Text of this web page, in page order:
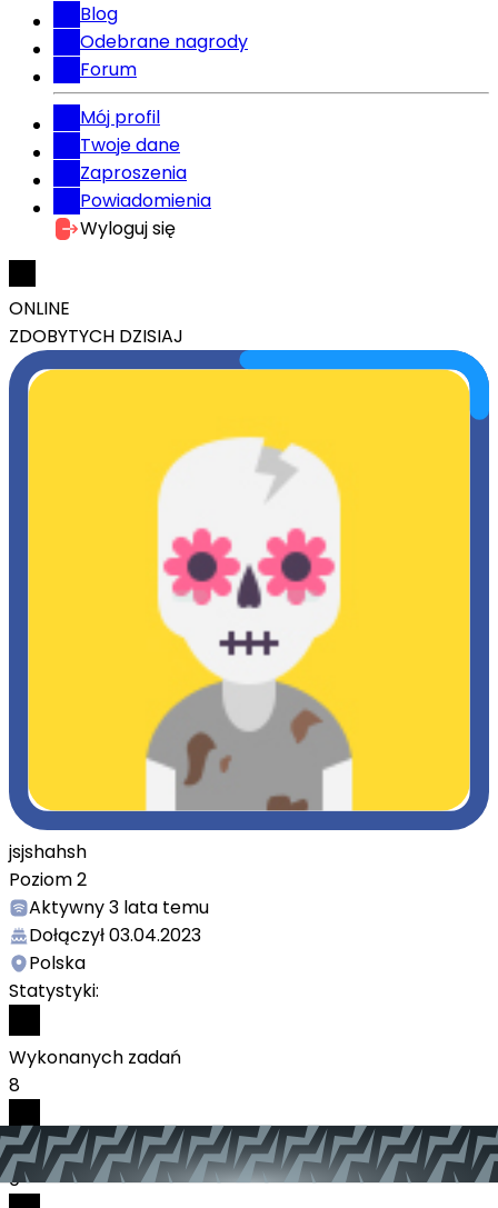
Blog
Odebrane nagrody
Forum
Mój profil
Twoje dane
Zaproszenia
Powiadomienia
Wyloguj się
ONLINE
ZDOBYTYCH DZISIAJ
jsjshahsh
Poziom2
Aktywny3 lata temu
Dołączył03.04.2023
Polska
Statystyki:
Wykonanych zadań
8
Odebranych nagród
0